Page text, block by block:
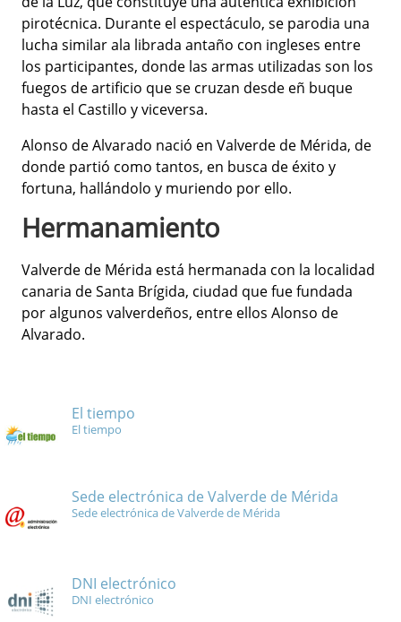
pirotécnica. Durante el espectáculo, se parodia una
lucha similar ala librada antaño con ingleses entre
los participantes, donde las armas utilizadas son los
fuegos de artificio que se cruzan desde eñ buque
hasta el Castillo y viceversa.
Alonso de Alvarado nació en Valverde de Mérida, de
donde partió como tantos, en busca de éxito y
fortuna, hallándolo y muriendo por ello.
Hermanamiento
Valverde de Mérida está hermanada con la localidad
canaria de Santa Brígida, ciudad que fue fundada
por algunos valverdeños, entre ellos Alonso de
Alvarado.
El tiempo
El tiempo
Sede electrónica de Valverde de Mérida
Sede electrónica de Valverde de Mérida
DNI electrónico
DNI electrónico